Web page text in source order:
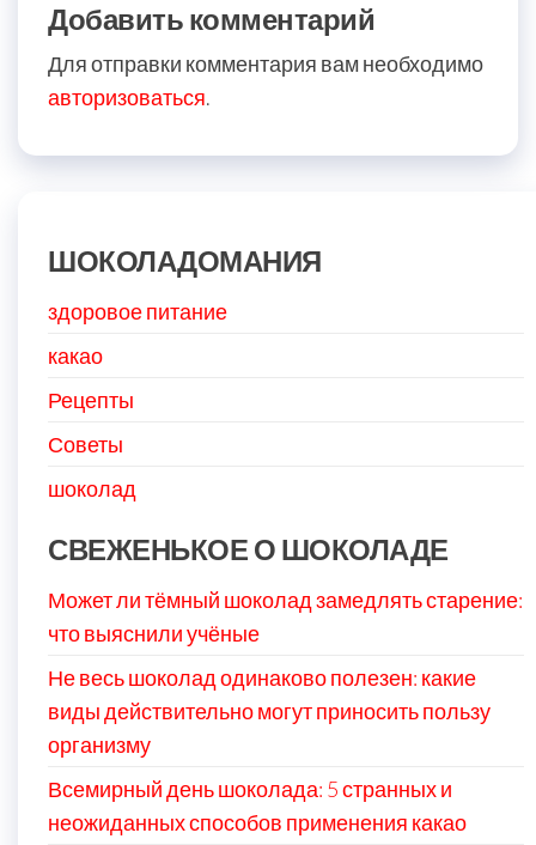
Добавить комментарий
Для отправки комментария вам необходимо
авторизоваться.
ШОКОЛАДОМАНИЯ
здоровое питание
какао
Рецепты
Советы
шоколад
СВЕЖЕНЬКОЕ О ШОКОЛАДЕ
Может ли тёмный шоколад замедлять старение:
что выяснили учёные
Не весь шоколад одинаково полезен: какие
виды действительно могут приносить пользу
организму
Всемирный день шоколада: 5 странных и
неожиданных способов применения какао